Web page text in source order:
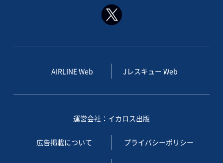
AIRLINE Web Jレスキュー Web
運営会社：イカロス出版
広告掲載について プライバシーポリシー